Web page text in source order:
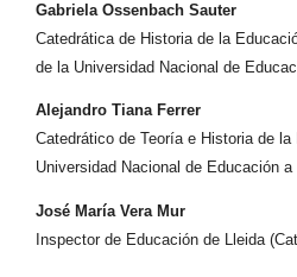
Gabriela Ossenbach Sauter
Catedrática de Historia de la
de la Universidad Nacional de
Alejandro Tiana Ferrer
Catedrático de Teoría e Historia de
Universidad Nacional de Educación
José María Vera Mur
Inspector de Educación de Lleida